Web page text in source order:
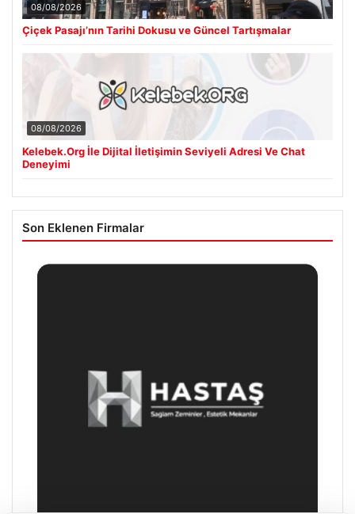
08/08/2026
Çiçek Pasajı’nın Tarihi Dokusu ve Güncel Tartışmalar
08/08/2026
Kelebek.Org İle Dijital İletişimin Seviyeli Adresi Ve Chat
Deneyimi
Son Eklenen Firmalar